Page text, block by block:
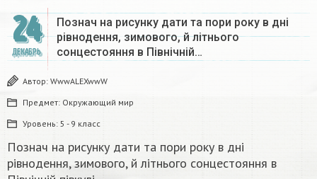
24
ДЕКАБРЬ
Познач на рисунку дати та пори року в дні
рівнодення, зимового, й літнього
сонцестояння в Північній…
Автор: WwwALEXwwW
Предмет: Окружающий мир
Уровень: 5 - 9 класс
Познач на рисунку дати та пори року в дні
рівнодення, зимового, й літнього сонцестояння в